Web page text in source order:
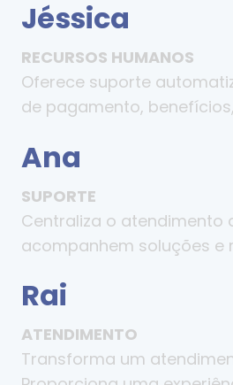
Jéssica
RECURSOS HUMANOS
Oferece suporte
de pagamento,
Ana
SUPORTE
Centraliza o atendimento
acompanhem soluções
Rai
ATENDIMENTO
Transforma um